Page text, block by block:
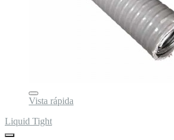
Vista rápida
Liquid Tight